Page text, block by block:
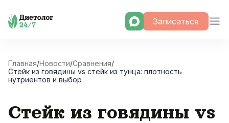
Skip
Записаться
Главная/Новости/Сравнения/
Стейк из говядины vs стейк из тунца: плотность
нутриентов и выбор
Стейк из говядины vs